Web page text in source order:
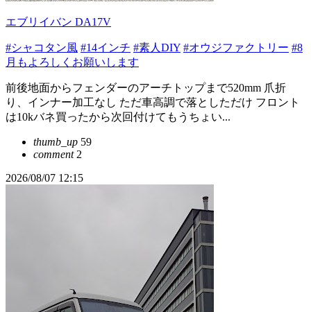
エブリイバン DA17V
#シャコタン風 #14インチ #素人DIY #オウジファクトリー #8
月もよろしくお願いします
前後地面からフェンダーのアーチトップまで520mm 爪折
り、インナー加工なし ただ車高調で落としただけ フロント
は10kバネ買ったから次回付けてもうちょい...
thumb_up 59
comment2
2026/08/07 12:15